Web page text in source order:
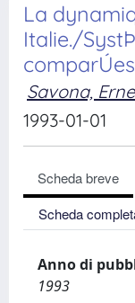
La
Italie./
Savona,
1993-01-01
Scheda breve
Scheda
Anno di
1993